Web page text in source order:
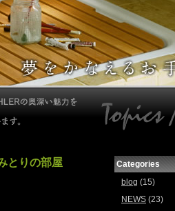
とりの部屋
Categories
blog (15)
NEWS (23)